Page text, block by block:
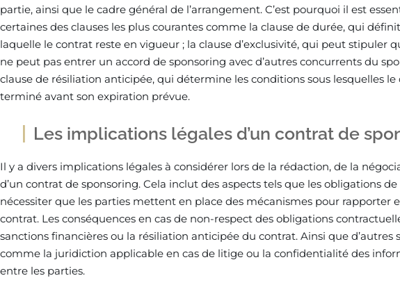
partie, ainsi que le cadre général de l’arrangement. C’est pourquoi il est
certaines des clauses les plus courantes comme la clause de durée, qui
laquelle le contrat reste en vigueur ; la clause d’exclusivité, qui peut stipuler
ne peut pas entrer un accord de sponsoring avec d’autres concurrents du
clause de résiliation anticipée, qui détermine les conditions sous lesquelles
terminé avant son expiration prévue.
Les implications légales d’un contrat de
Il y a divers implications légales à considérer lors de la rédaction, de la
d’un contrat de sponsoring. Cela inclut des aspects tels que les obligations
nécessiter que les parties mettent en place des mécanismes pour rapporter
contrat. Les conséquences en cas de non-respect des obligations
sanctions financières ou la résiliation anticipée du contrat. Ainsi que d’autres
comme la juridiction applicable en cas de litige ou la confidentialité des
entre les parties.